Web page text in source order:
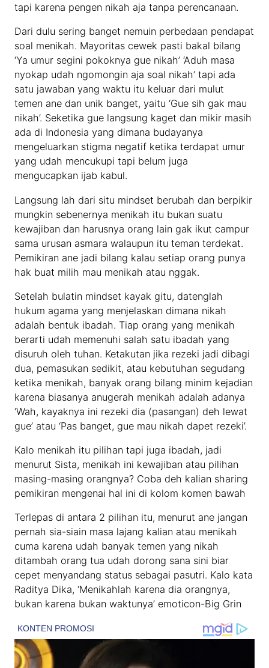
tapi karena pengen nikah aja tanpa perencanaan.
Dari dulu sering banget nemuin perbedaan pendapat
soal menikah. Mayoritas cewek pasti bakal bilang
‘Ya umur segini pokoknya gue nikah’ ‘Aduh masa
nyokap udah ngomongin aja soal nikah’ tapi ada
satu jawaban yang waktu itu keluar dari mulut
temen ane dan unik banget, yaitu ‘Gue sih gak mau
nikah’. Seketika gue langsung kaget dan mikir masih
ada di Indonesia yang dimana budayanya
mengeluarkan stigma negatif ketika terdapat umur
yang udah mencukupi tapi belum juga
mengucapkan ijab kabul.
Langsung lah dari situ mindset berubah dan berpikir
mungkin sebenernya menikah itu bukan suatu
kewajiban dan harusnya orang lain gak ikut campur
sama urusan asmara walaupun itu teman terdekat.
Pemikiran ane jadi bilang kalau setiap orang punya
hak buat milih mau menikah atau nggak.
Setelah bulatin mindset kayak gitu, datenglah
hukum agama yang menjelaskan dimana nikah
adalah bentuk ibadah. Tiap orang yang menikah
berarti udah memenuhi salah satu ibadah yang
disuruh oleh tuhan. Ketakutan jika rezeki jadi dibagi
dua, pemasukan sedikit, atau kebutuhan segudang
ketika menikah, banyak orang bilang minim kejadian
karena biasanya anugerah menikah adalah adanya
‘Wah, kayaknya ini rezeki dia (pasangan) deh lewat
gue’ atau ‘Pas banget, gue mau nikah dapet rezeki’.
Kalo menikah itu pilihan tapi juga ibadah, jadi
menurut Sista, menikah ini kewajiban atau pilihan
masing-masing orangnya? Coba deh kalian sharing
pemikiran mengenai hal ini di kolom komen bawah
Terlepas di antara 2 pilihan itu, menurut ane jangan
pernah sia-siain masa lajang kalian atau menikah
cuma karena udah banyak temen yang nikah
ditambah orang tua udah dorong sana sini biar
cepet menyandang status sebagai pasutri. Kalo kata
Raditya Dika, ‘Menikahlah karena dia orangnya,
bukan karena bukan waktunya’ emoticon-Big Grin